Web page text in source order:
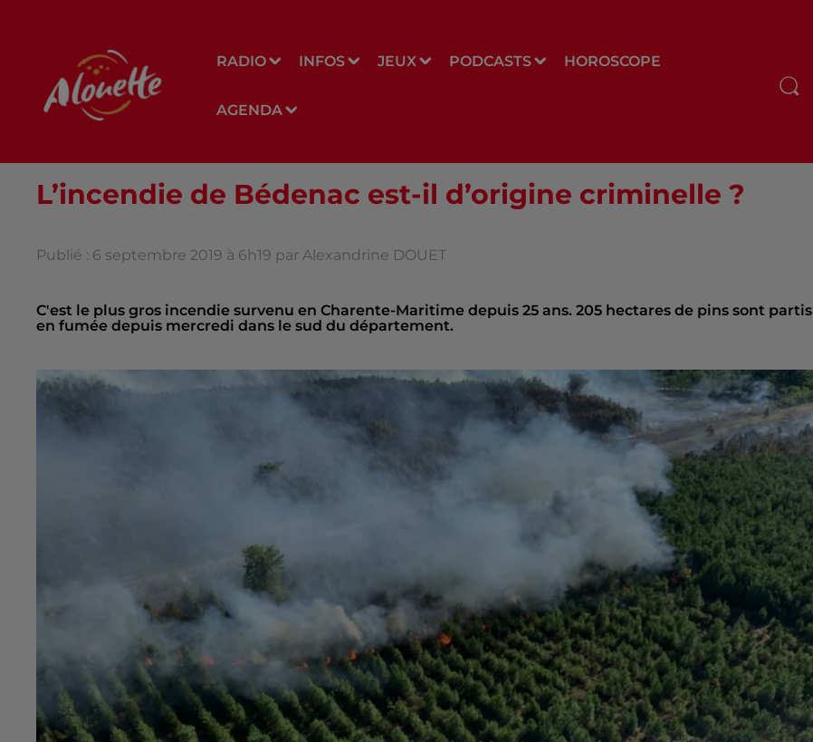
RADIO INFOS JEUX PODCASTS HOROSCOPE
AGENDA
L’incendie de Bédenac est-il d’origine criminelle ?
Publié : 6 septembre 2019 à 6h19 par Alexandrine DOUET
C'est le plus gros incendie survenu en Charente-Maritime depuis 25 ans. 205 hectares de pins sont partis
en fumée depuis mercredi dans le sud du département.